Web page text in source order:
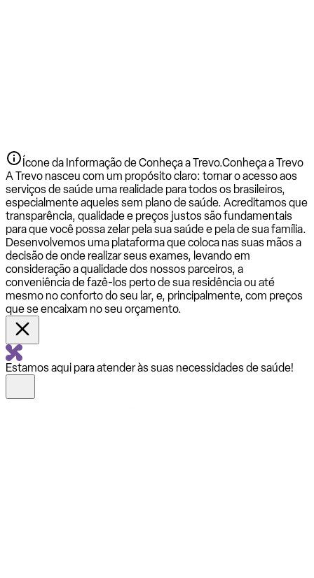
Ícone da Informação de Conheça a Trevo.Conheça a Trevo
A Trevo nasceu com um propósito claro: tornar o acesso aos
serviços de saúde uma realidade para todos os brasileiros,
especialmente aqueles sem plano de saúde. Acreditamos que
transparência, qualidade e preços justos são fundamentais
para que você possa zelar pela sua saúde e pela de sua família.
Desenvolvemos uma plataforma que coloca nas suas mãos a
decisão de onde realizar seus exames, levando em
consideração a qualidade dos nossos parceiros, a
conveniência de fazê-los perto de sua residência ou até
mesmo no conforto do seu lar, e, principalmente, com preços
que se encaixam no seu orçamento.
Estamos aqui para atender às suas necessidades de saúde!